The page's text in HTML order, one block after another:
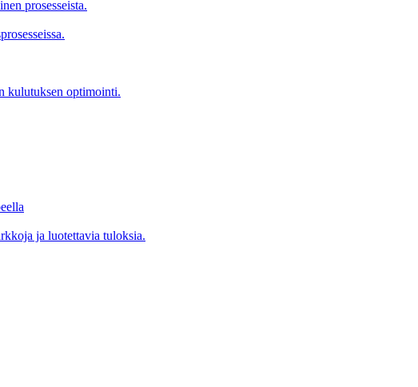
prosesseista.
kulutuksen optimointi.
ja luotettavia tuloksia.